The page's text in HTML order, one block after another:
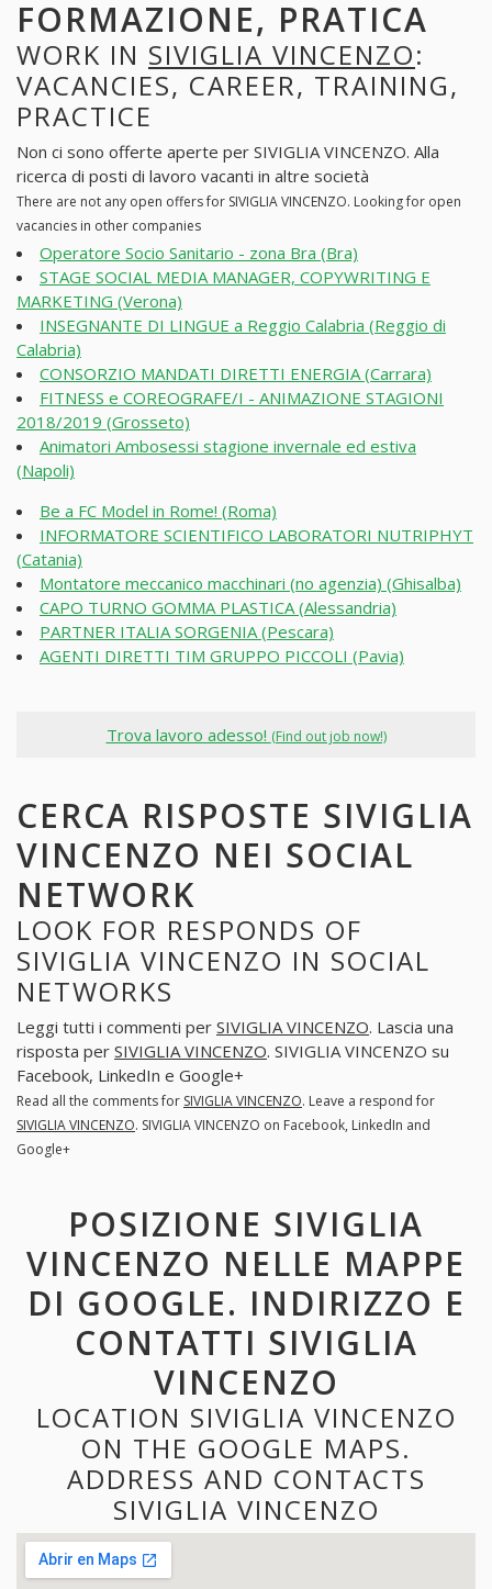
FORMAZIONE, PRATICA
WORK IN SIVIGLIA VINCENZO:
VACANCIES, CAREER, TRAINING,
PRACTICE
Non ci sono offerte aperte per SIVIGLIA VINCENZO. Alla
ricerca di posti di lavoro vacanti in altre società
There are not any open offers for SIVIGLIA VINCENZO. Looking for open
vacancies in other companies
Operatore Socio Sanitario - zona Bra (Bra)
STAGE SOCIAL MEDIA MANAGER, COPYWRITING E
MARKETING (Verona)
INSEGNANTE DI LINGUE a Reggio Calabria (Reggio di
Calabria)
CONSORZIO MANDATI DIRETTI ENERGIA (Carrara)
FITNESS e COREOGRAFE/I - ANIMAZIONE STAGIONI
2018/2019 (Grosseto)
Animatori Ambosessi stagione invernale ed estiva
(Napoli)
Be a FC Model in Rome! (Roma)
INFORMATORE SCIENTIFICO LABORATORI NUTRIPHYT
(Catania)
Montatore meccanico macchinari (no agenzia) (Ghisalba)
CAPO TURNO GOMMA PLASTICA (Alessandria)
PARTNER ITALIA SORGENIA (Pescara)
AGENTI DIRETTI TIM GRUPPO PICCOLI (Pavia)
Trova lavoro adesso! (Find out job now!)
CERCA RISPOSTE SIVIGLIA
VINCENZO NEI SOCIAL
NETWORK
LOOK FOR RESPONDS OF
SIVIGLIA VINCENZO IN SOCIAL
NETWORKS
Leggi tutti i commenti per SIVIGLIA VINCENZO. Lascia una
risposta per SIVIGLIA VINCENZO. SIVIGLIA VINCENZO su
Facebook, LinkedIn e Google+
Read all the comments for SIVIGLIA VINCENZO. Leave a respond for
SIVIGLIA VINCENZO. SIVIGLIA VINCENZO on Facebook, LinkedIn and
Google+
POSIZIONE SIVIGLIA
VINCENZO NELLE MAPPE
DI GOOGLE. INDIRIZZO E
CONTATTI SIVIGLIA
VINCENZO
LOCATION SIVIGLIA VINCENZO
ON THE GOOGLE MAPS.
ADDRESS AND CONTACTS
SIVIGLIA VINCENZO